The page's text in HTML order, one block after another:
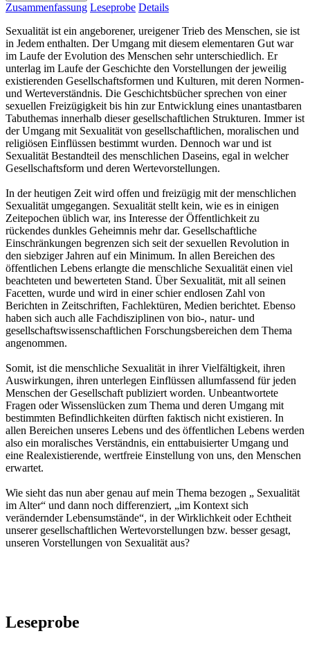
Zusammenfassung Leseprobe Details
Sexualität ist ein angeborener, ureigener Trieb des Menschen, sie ist
in Jedem enthalten. Der Umgang mit diesem elementaren Gut war
im Laufe der Evolution des Menschen sehr unterschiedlich. Er
unterlag im Laufe der Geschichte den Vorstellungen der jeweilig
existierenden Gesellschaftsformen und Kulturen, mit deren Normen-
und Werteverständnis. Die Geschichtsbücher sprechen von einer
sexuellen Freizügigkeit bis hin zur Entwicklung eines unantastbaren
Tabuthemas innerhalb dieser gesellschaftlichen Strukturen. Immer ist
der Umgang mit Sexualität von gesellschaftlichen, moralischen und
religiösen Einflüssen bestimmt wurden. Dennoch war und ist
Sexualität Bestandteil des menschlichen Daseins, egal in welcher
Gesellschaftsform und deren Wertevorstellungen.
In der heutigen Zeit wird offen und freizügig mit der menschlichen
Sexualität umgegangen. Sexualität stellt kein, wie es in einigen
Zeitepochen üblich war, ins Interesse der Öffentlichkeit zu
rückendes dunkles Geheimnis mehr dar. Gesellschaftliche
Einschränkungen begrenzen sich seit der sexuellen Revolution in
den siebziger Jahren auf ein Minimum. In allen Bereichen des
öffentlichen Lebens erlangte die menschliche Sexualität einen viel
beachteten und bewerteten Stand. Über Sexualität, mit all seinen
Facetten, wurde und wird in einer schier endlosen Zahl von
Berichten in Zeitschriften, Fachlektüren, Medien berichtet. Ebenso
haben sich auch alle Fachdisziplinen von bio-, natur- und
gesellschaftswissenschaftlichen Forschungsbereichen dem Thema
angenommen.
Somit, ist die menschliche Sexualität in ihrer Vielfältigkeit, ihren
Auswirkungen, ihren unterlegen Einflüssen allumfassend für jeden
Menschen der Gesellschaft publiziert worden. Unbeantwortete
Fragen oder Wissenslücken zum Thema und deren Umgang mit
bestimmten Befindlichkeiten dürften faktisch nicht existieren. In
allen Bereichen unseres Lebens und des öffentlichen Lebens werden
also ein moralisches Verständnis, ein enttabuisierter Umgang und
eine Realexistierende, wertfreie Einstellung von uns, den Menschen
erwartet.
Wie sieht das nun aber genau auf mein Thema bezogen „ Sexualität
im Alter“ und dann noch differenziert, „im Kontext sich
verändernder Lebensumstände“, in der Wirklichkeit oder Echtheit
unserer gesellschaftlichen Wertevorstellungen bzw. besser gesagt,
unseren Vorstellungen von Sexualität aus?
Leseprobe